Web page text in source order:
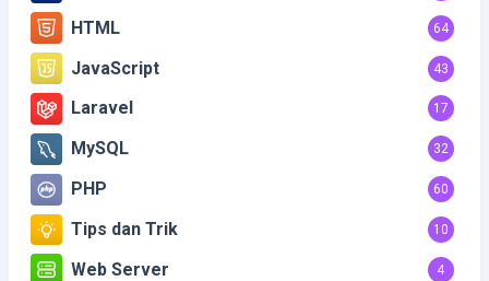
HTML 64
JavaScript 43
Laravel 17
MySQL 32
PHP 60
Tips dan Trik 10
Web Server 4